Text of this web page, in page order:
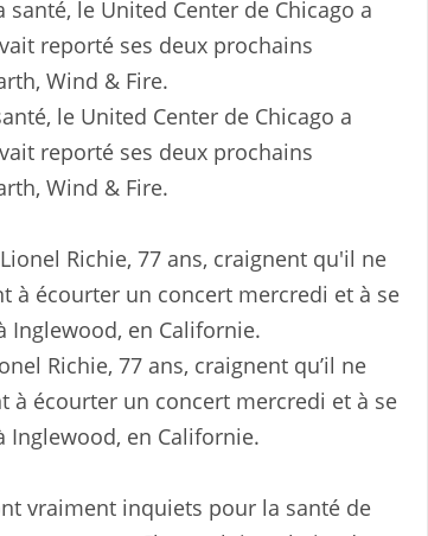
le United Center de Chicago a
reporté ses deux prochains
Wind & Fire.
Richie, 77 ans, craignent qu’il ne
à écourter un concert mercredi et à se
Inglewood, en Californie.
vraiment inquiets pour la santé de